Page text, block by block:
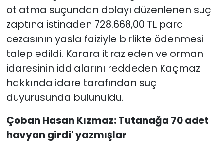
otlatma suçundan dolayı düzenlenen suç
zaptına istinaden 728.668,00 TL para
cezasının yasla faiziyle birlikte ödenmesi
talep edildi. Karara itiraz eden ve orman
idaresinin iddialarını reddeden Kaçmaz
hakkında idare tarafından suç
duyurusunda bulunuldu.
Çoban Hasan Kızmaz: Tutanağa 70 adet
havyan girdi' yazmışlar